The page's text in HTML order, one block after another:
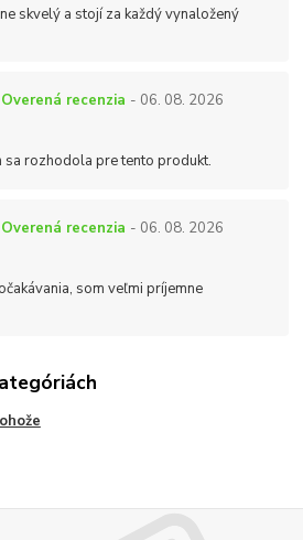
skvelý a stojí za každý vynaložený
Overená recenzia - 06. 08. 2026
sa rozhodola pre tento produkt.
Overená recenzia - 06. 08. 2026
som veľmi príjemne